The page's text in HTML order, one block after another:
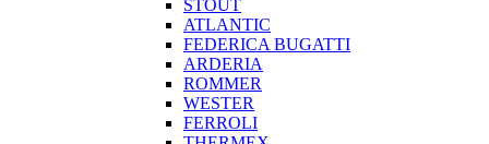
STOUT
ATLANTIC
FEDERICA BUGATTI
ARDERIA
ROMMER
WESTER
FERROLI